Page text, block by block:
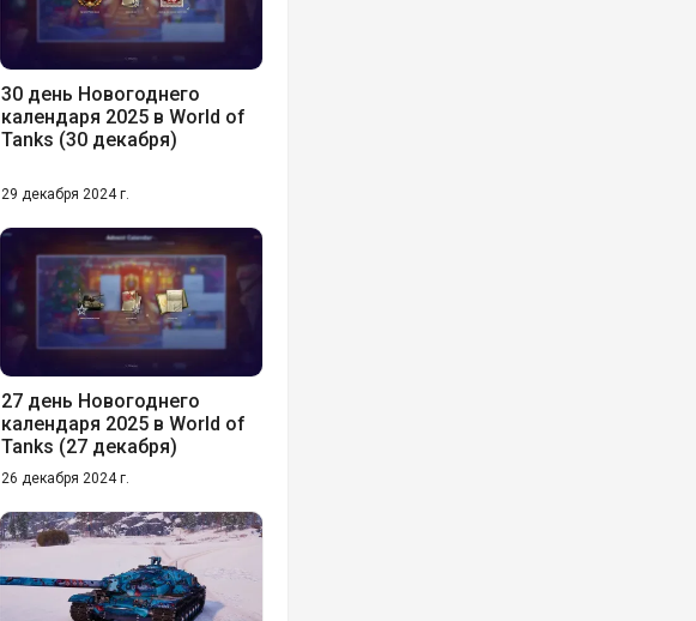
30 день Новогоднего
календаря 2025 в World of
Tanks (30 декабря)
29 декабря 2024 г.
27 день Новогоднего
календаря 2025 в World of
Tanks (27 декабря)
26 декабря 2024 г.